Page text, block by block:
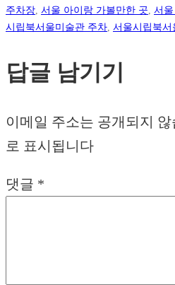
주차장, 서울 아이랑 가볼만한 곳, 서
시립북서울미술관 주차, 서울시립북서
답글 남기기
이메일 주소는 공개되지 않
로 표시됩니다
댓글 *